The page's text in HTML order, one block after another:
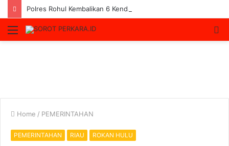
Menu
Home / PEMERINTAHAN
PEMERINTAHAN RIAU ROKAN HULU